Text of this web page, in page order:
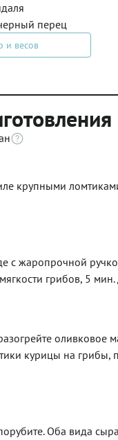
перец
и весов
крупными
с жаропрочной
грибов, 5 мин.
оливковое
курицы на грибы,
Оба вида